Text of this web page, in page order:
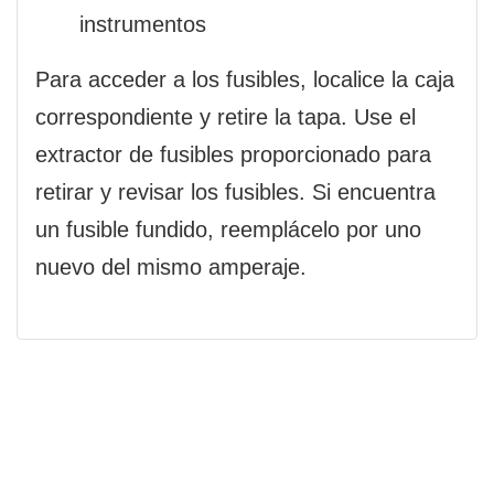
instrumentos
Para acceder a los fusibles, localice la caja
correspondiente y retire la tapa. Use el
extractor de fusibles proporcionado para
retirar y revisar los fusibles. Si encuentra
un fusible fundido, reemplácelo por uno
nuevo del mismo amperaje.